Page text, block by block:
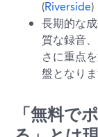
(Riverside)
長期的な
質な録音
さに重点
盤となりま
「無料で